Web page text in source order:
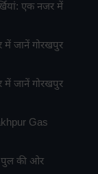
एक नजर में
में जानें गोरखपुर
में जानें गोरखपुर
Gas
पुल की ओर